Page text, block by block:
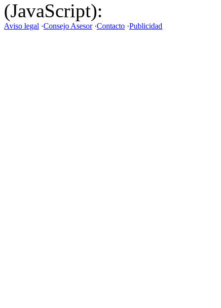
(JavaScript):
Aviso legal ·Consejo Asesor·Contacto ·Publicidad